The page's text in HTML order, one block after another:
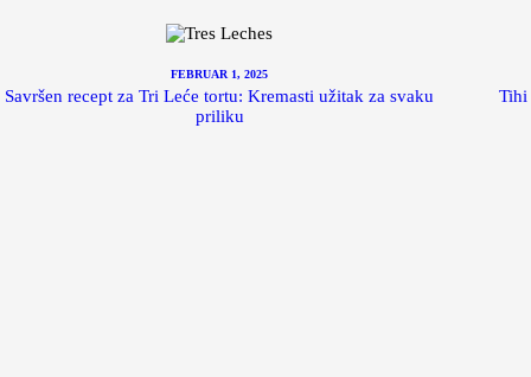
FEBRUAR 1, 2025
Savršen recept za Tri Leće tortu: Kremasti užitak za svaku
priliku
Tihi